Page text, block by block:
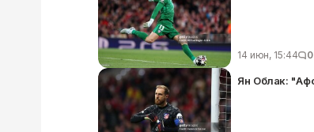
14 июн, 15:44 0
Ян Облак: